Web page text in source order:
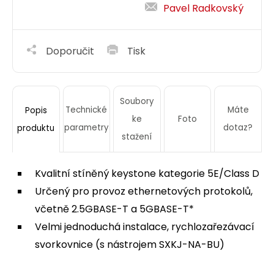
Pavel Radkovský
Doporučit Tisk
Popis
produktu
Technické
parametry
Soubory
ke
stažení
Foto
Máte
dotaz?
Kvalitní stíněný keystone kategorie 5E/Class D
Určený pro provoz ethernetových protokolů,
včetně 2.5GBASE-T a 5GBASE-T*
Velmi jednoduchá instalace, rychlozařezávací
svorkovnice (s nástrojem SXKJ-NA-BU)